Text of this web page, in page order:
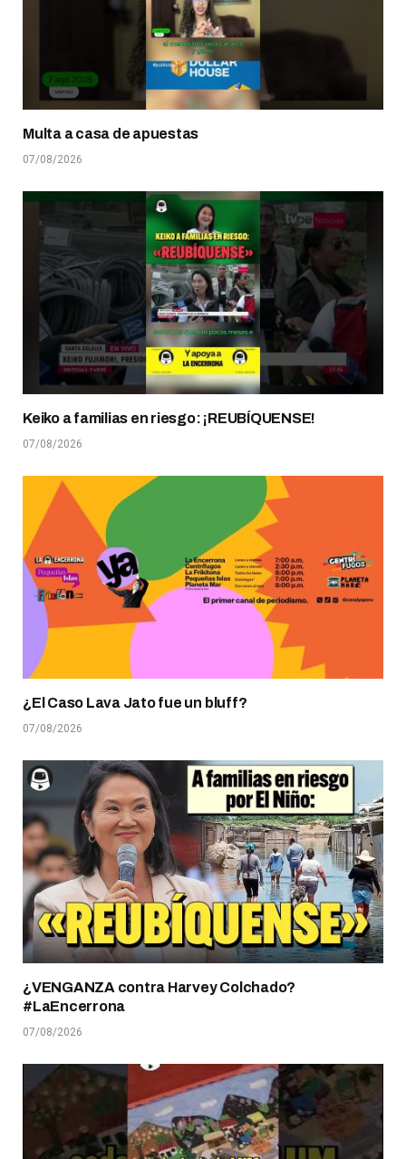
Multa a casa de apuestas
07/08/2026
Keiko a familias en riesgo: ¡REUBÍQUENSE!
07/08/2026
¿El Caso Lava Jato fue un bluff?
07/08/2026
¿VENGANZA contra Harvey Colchado?
#LaEncerrona
07/08/2026